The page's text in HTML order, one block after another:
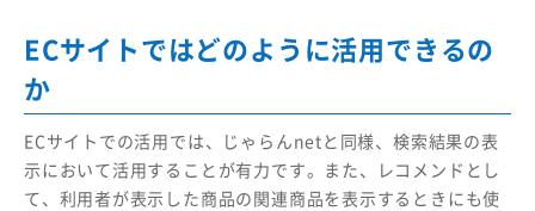
ECサイトではどのように活用できるの
か
ECサイトでの活用では、じゃらんnetと同様、検索結果の表
示において活用することが有力です。また、レコメンドとし
て、利用者が表示した商品の関連商品を表示するときにも使